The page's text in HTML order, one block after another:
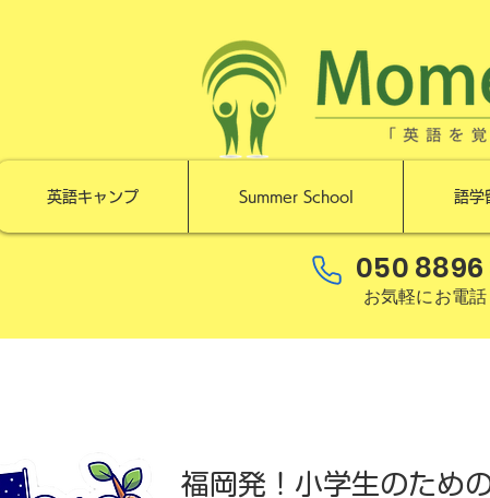
英語キャンプ Summer School 語学
050 8896
お気軽にお電
福岡発！小学生のため